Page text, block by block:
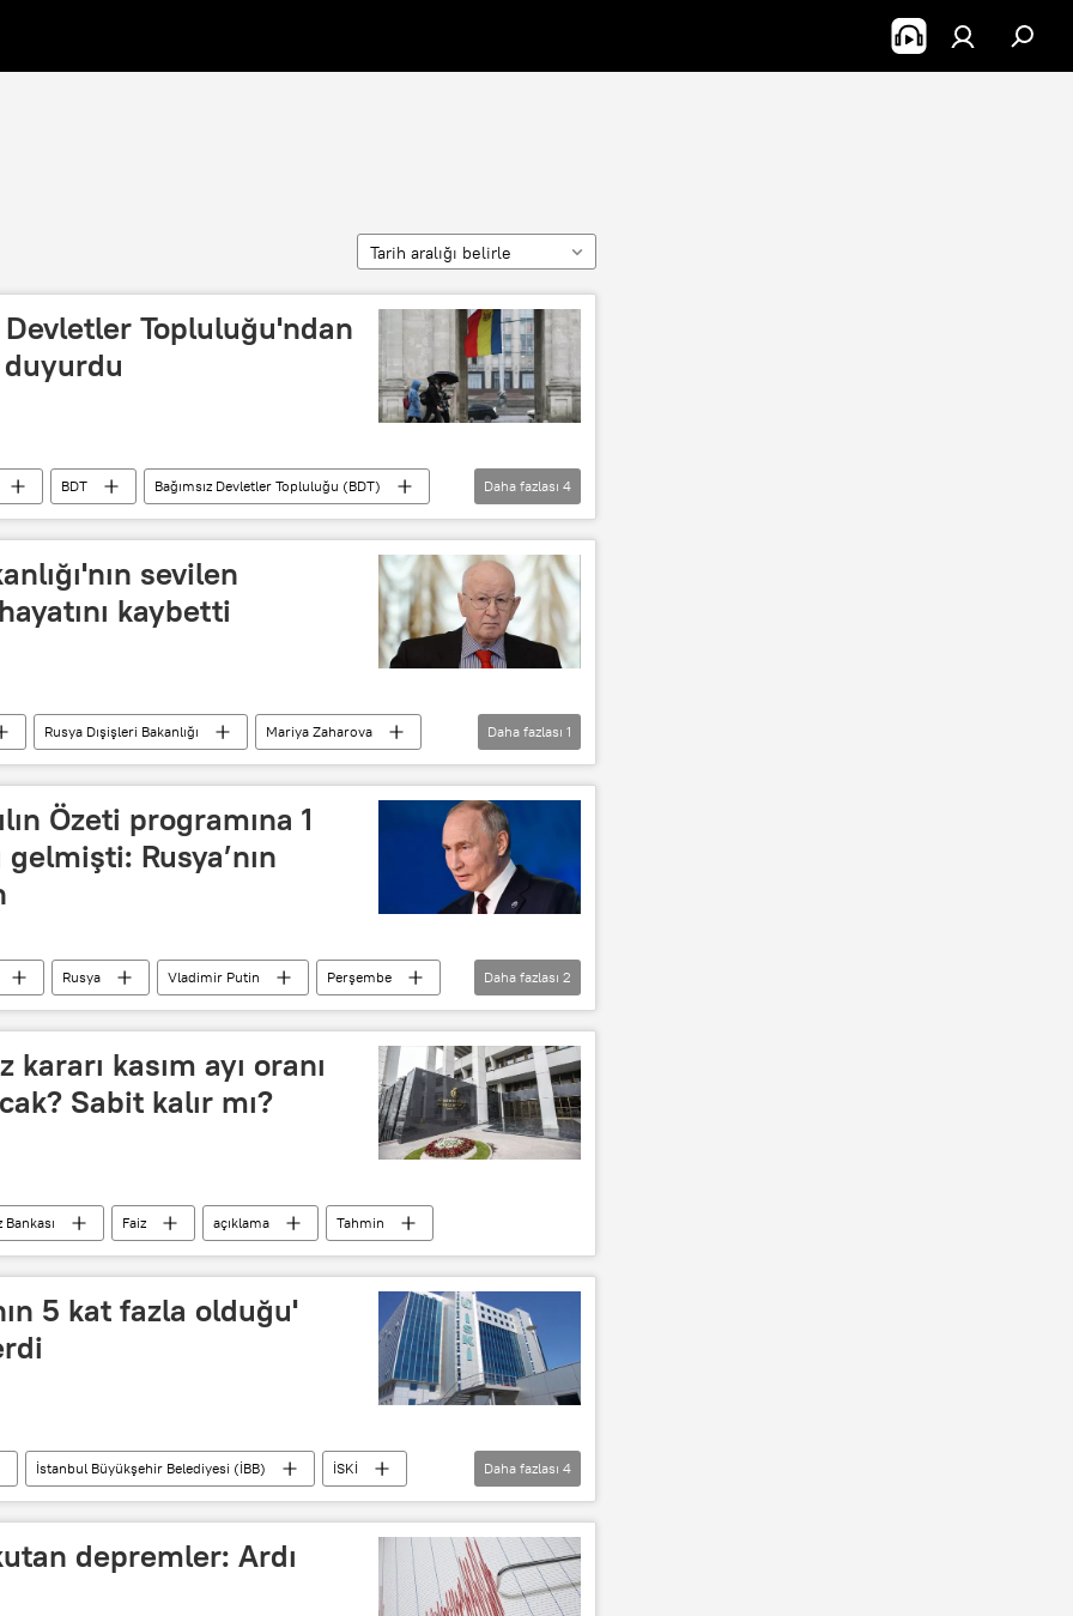
Tarih aralığı belirle
Devletler Topluluğu'ndan
BDT
Bağımsız Devletler Topluluğu (BDT)
Avrupa Kişinev
Daha fazlası 4
sevilen
kaybetti
Rusya Dışişleri Bakanlığı
Mariya Zaharova
Daha fazlası 1
Özeti programına 1
Rusya’nın
Rusya Vladimir Putin
Perşembe
Daha fazlası 2
kasım ayı oranı
Sabit kalır mı?
Bankası Faiz açıklama Tahmin
5 kat fazla olduğu'
İstanbul Büyükşehir Belediyesi (İBB)
İSKİ
Basın açıklaması iddia Fatura
Daha fazlası 4
depremler: Ardı